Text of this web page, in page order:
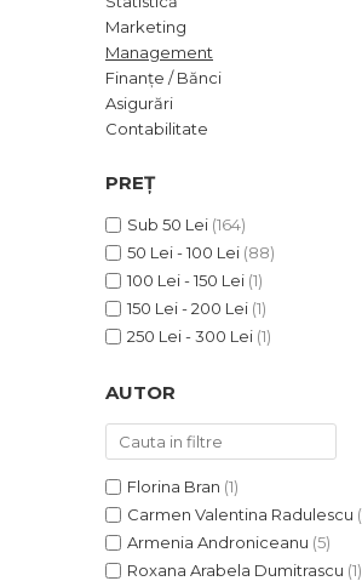
ADMINISTRATIVE
ȘTIINȚE ECONOMICE
ȘTIINȚE EXACTE
EDUCAȚIE FIZICĂ ȘI SPORT
PREUNIVERSITARIA
PACHETE DE STUDIU
PROMOȚIILE LUNII
Cum Cumpăr
Politica de Retur
Formular de Retur
Marketing
Management
Finanțe / Bănci
Asigurări
Contabilitate
PREȚ
Sub 50 Lei (164)
50 Lei - 100 Lei (88)
100 Lei - 150 Lei (1)
150 Lei - 200 Lei (1)
250 Lei - 300 Lei (1)
AUTOR
Florina Bran (1)
Carmen Valentina Radulescu
Armenia Androniceanu (5)
Roxana Arabela Dumitrascu (1)